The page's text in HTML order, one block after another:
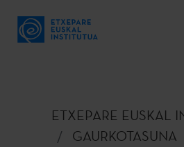
ETXEPARE EUSKAL
GAURKOTASUNA